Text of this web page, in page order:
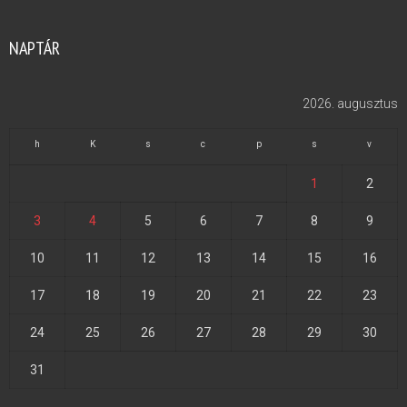
NAPTÁR
2026. augusztus
h K s c p s v
1 2
3 4 5 6 7 8 9
10 11 12 13 14 15 16
17 18 19 20 21 22 23
24 25 26 27 28 29 30
31